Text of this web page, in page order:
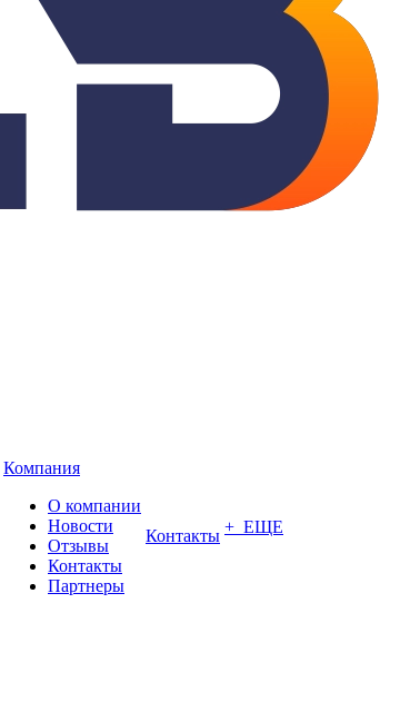
Компания
О компании
Новости
Отзывы
Контакты
Партнеры
Контакты + ЕЩЕ